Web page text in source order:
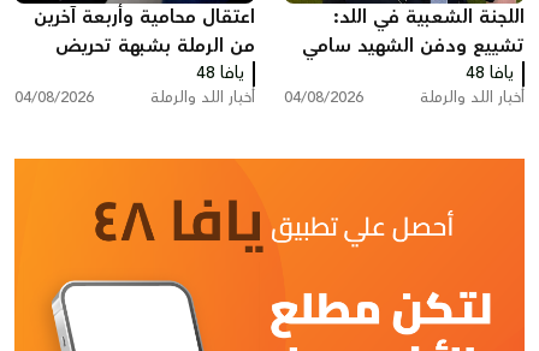
اللجنة الشعبية في اللد:
تشييع ودفن الشهيد سامي
جعصوص الليلة
يافا 48
أخبار اللد والرملة 04/08/2026
اعتقال محامية وأربعة آخرين
من الرملة بشبهة تحريض
قاصرين على الإدلاء بشهاداتٍ
كاذبة
يافا 48
أخبار اللد والرملة 04/08/2026